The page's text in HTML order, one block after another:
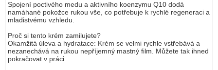
Spojení poctivého medu a aktivního koenzymu Q10 dodá
namáhané pokožce rukou vše, co potřebuje k rychlé regeneraci a
mladistvému vzhledu.
Proč si tento krém zamilujete?
Okamžitá úleva a hydratace: Krém se velmi rychle vstřebává a
nezanechává na rukou nepříjemný mastný film. Můžete tak ihned
pokračovat v práci.